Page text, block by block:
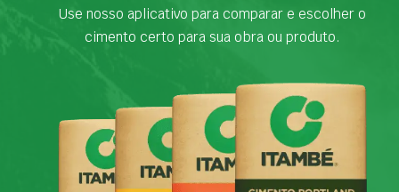
Use nosso aplicativo para comparar e escolher o
cimento certo para sua obra ou produto.